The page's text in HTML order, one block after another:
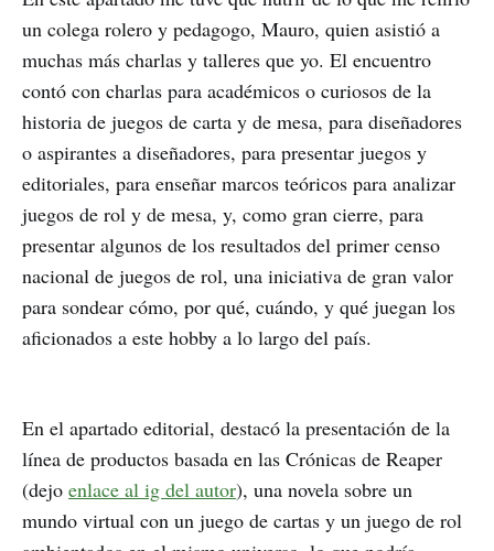
un colega rolero y pedagogo, Mauro, quien asistió a
muchas más charlas y talleres que yo. El encuentro
contó con charlas para académicos o curiosos de la
historia de juegos de carta y de mesa, para diseñadores
o aspirantes a diseñadores, para presentar juegos y
editoriales, para enseñar marcos teóricos para analizar
juegos de rol y de mesa, y, como gran cierre, para
presentar algunos de los resultados del primer censo
nacional de juegos de rol, una iniciativa de gran valor
para sondear cómo, por qué, cuándo, y qué juegan los
aficionados a este hobby a lo largo del país.
En el apartado editorial, destacó la presentación de la
línea de productos basada en las Crónicas de Reaper
(dejo enlace al ig del autor), una novela sobre un
mundo virtual con un juego de cartas y un juego de rol